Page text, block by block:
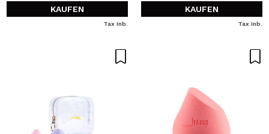
KAUFEN
Tax Inb.
KAUFEN
Tax Inb.